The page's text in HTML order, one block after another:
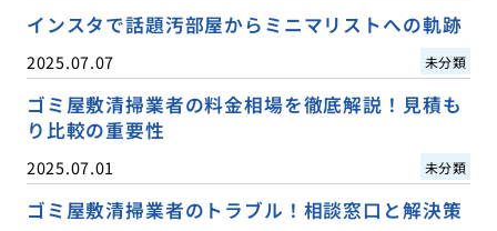
インスタで話題汚部屋からミニマリストへの軌跡
2025.07.07 未分類
ゴミ屋敷清掃業者の料金相場を徹底解説！見積も
り比較の重要性
2025.07.01 未分類
ゴミ屋敷清掃業者のトラブル！相談窓口と解決策